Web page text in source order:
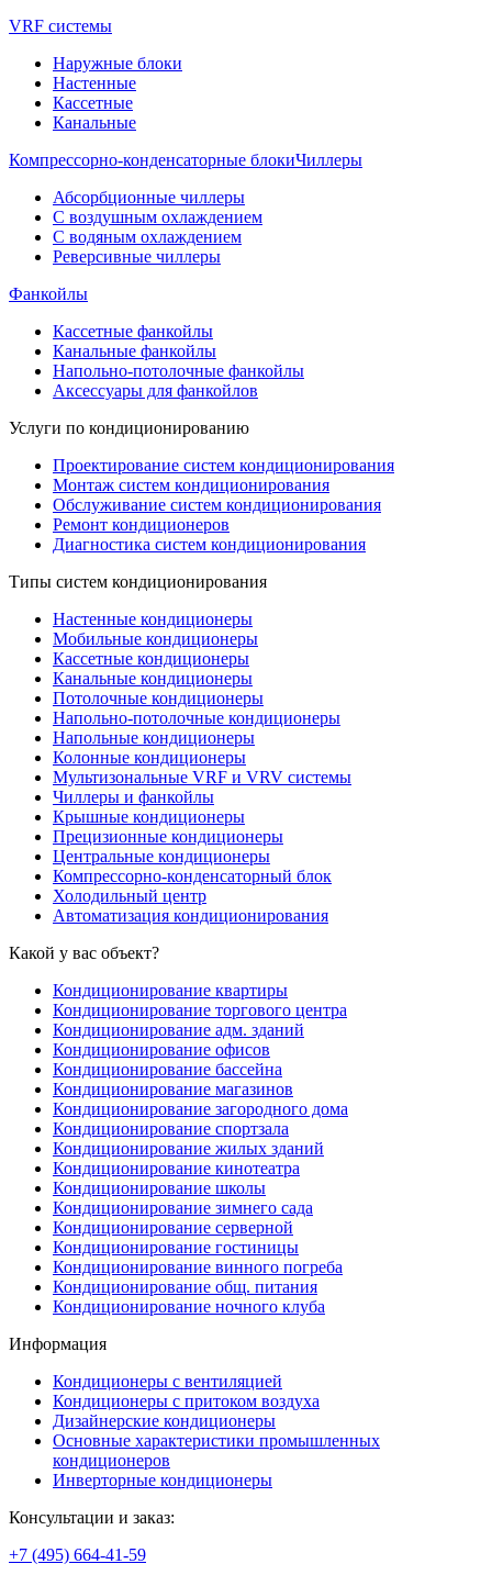
VRF системы
Наружные блоки
Настенные
Кассетные
Канальные
Компрессорно-конденсаторные блокиЧиллеры
Абсорбционные чиллеры
С воздушным охлаждением
С водяным охлаждением
Реверсивные чиллеры
Фанкойлы
Кассетные фанкойлы
Канальные фанкойлы
Напольно-потолочные фанкойлы
Аксессуары для фанкойлов
Услуги по кондиционированию
Проектирование систем кондиционирования
Монтаж систем кондиционирования
Обслуживание систем кондиционирования
Ремонт кондиционеров
Диагностика систем кондиционирования
Типы систем кондиционирования
Настенные кондиционеры
Мобильные кондиционеры
Кассетные кондиционеры
Канальные кондиционеры
Потолочные кондиционеры
Напольно-потолочные кондиционеры
Напольные кондиционеры
Колонные кондиционеры
Мультизональные VRF и VRV системы
Чиллеры и фанкойлы
Крышные кондиционеры
Прецизионные кондиционеры
Центральные кондиционеры
Компрессорно-конденсаторный блок
Холодильный центр
Автоматизация кондиционирования
Какой у вас объект?
Кондиционирование квартиры
Кондиционирование торгового центра
Кондиционирование адм. зданий
Кондиционирование офисов
Кондиционирование бассейна
Кондиционирование магазинов
Кондиционирование загородного дома
Кондиционирование спортзала
Кондиционирование жилых зданий
Кондиционирование кинотеатра
Кондиционирование школы
Кондиционирование зимнего сада
Кондиционирование серверной
Кондиционирование гостиницы
Кондиционирование винного погреба
Кондиционирование общ. питания
Кондиционирование ночного клуба
Информация
Кондиционеры с вентиляцией
Кондиционеры с притоком воздуха
Дизайнерские кондиционеры
Основные характеристики промышленных
кондиционеров
Инверторные кондиционеры
Консультации и заказ:
+7 (495) 664-41-59